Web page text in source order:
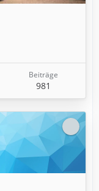
Beiträge
981